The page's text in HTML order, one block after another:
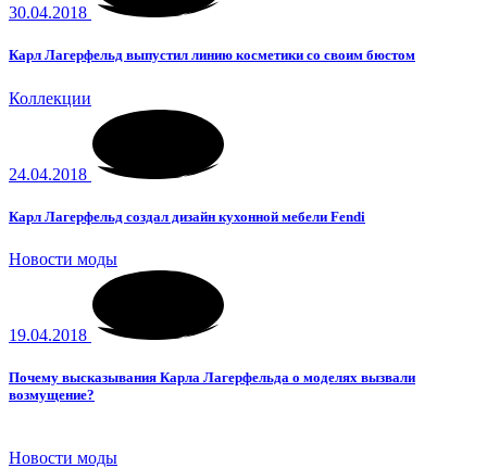
30.04.2018
Карл Лагерфельд выпустил линию косметики со своим бюстом
Коллекции
24.04.2018
Карл Лагерфельд создал дизайн кухонной мебели Fendi
Новости моды
19.04.2018
Почему высказывания Карла Лагерфельда о моделях вызвали
возмущение?
Новости моды